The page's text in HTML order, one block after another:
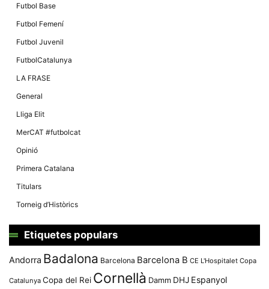
Futbol Base
Futbol Femení
Futbol Juvenil
FutbolCatalunya
LA FRASE
General
Lliga Elit
MerCAT #futbolcat
Opinió
Primera Catalana
Titulars
Torneig d’Històrics
Etiquetes populars
Andorra Badalona Barcelona Barcelona B CE L'Hospitalet Copa
Catalunya Copa del Rei Cornellà Damm DHJ Espanyol